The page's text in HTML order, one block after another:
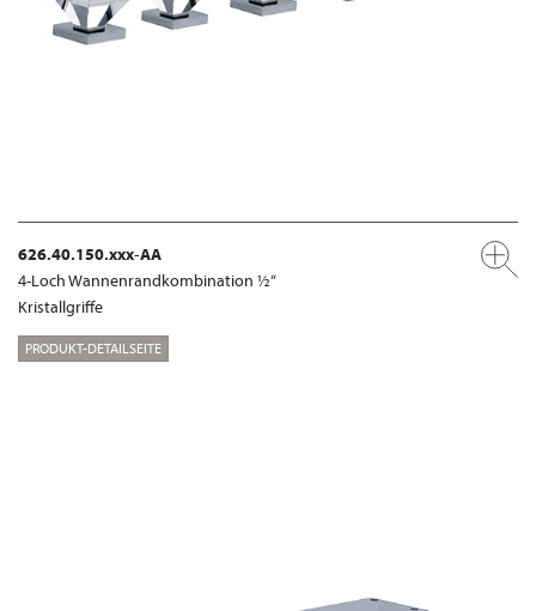
626.40.150.xxx-AA
4-Loch Wannenrandkombination ½“
Kristallgriffe
PRODUKT-DETAILSEITE